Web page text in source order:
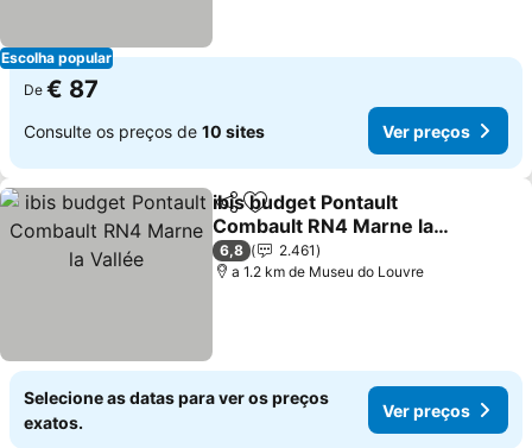
Escolha popular
De € 87
Consulte os preços de 10 sites Ver preços
PartilharAdicionar aos favoritos
ibis budget Pontault
Combault RN4 Marne la
Vallée
Ver preços
6,8
2.461
a 1.2 km de Museu do Louvre
Selecione as datas para ver os preços
exatos.
Ver preços